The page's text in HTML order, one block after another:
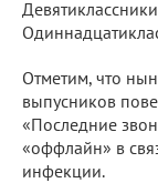
Отметим, что
выпусников
«Последние
«оффлайн» в
инфекции.